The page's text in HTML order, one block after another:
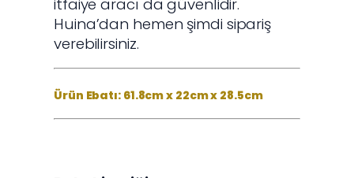
itfaiye aracı da güvenlidir.
Huina’dan hemen şimdi sipariş
verebilirsiniz.
Ürün Ebatı: 61.8cm x 22cm x 28.5cm